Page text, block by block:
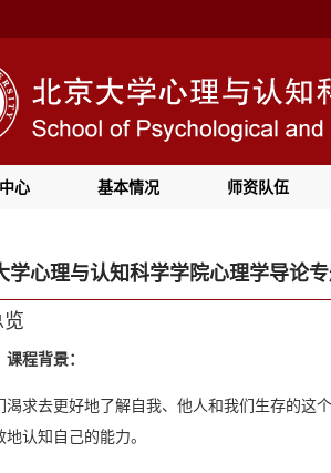
心 基本情况 师资队伍
学心理与认知科学学院心理学导论
课程背景：
渴求去更好地了解自我、他人和我们生存的这
地认知自己的能力。